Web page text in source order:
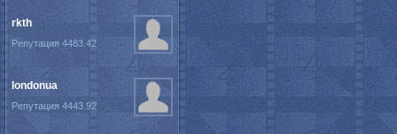
rkth
Репутация 4483.42
londonua
Репутация 4443.92